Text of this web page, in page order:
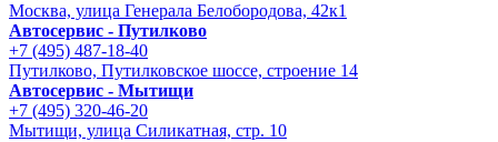
Москва, улица Генерала Белобородова, 42к1
Автосервис - Путилково
+7 (495) 487-18-40
Путилково, Путилковское шоссе, строение 14
Автосервис - Мытищи
+7 (495) 320-46-20
Мытищи, улица Силикатная, стр. 10